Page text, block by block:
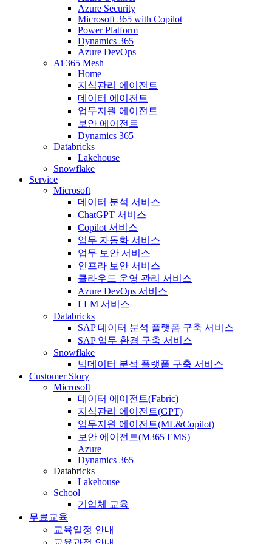
Azure Security
Microsoft 365 with Copilot
Power Platform
Dynamics 365
Azure DevOps
Ai 365 Mesh
Home
지식관리 에이전트
데이터 에이전트
업무지원 에이전트
보안 에이전트
Dynamics 365
Databricks
Lakehouse
Snowflake
Service
Microsoft
데이터 분석 서비스
ChatGPT 서비스
Copilot 서비스
업무 자동화 서비스
업무 보안 서비스
인프라 보안 서비스
클라우드 운영 관리 서비스
Azure DevOps 서비스
LLM 서비스
Databricks
SAP 데이터 분석 플랫폼 구축 서비스
SAP 업무 환경 구축 서비스
Snowflake
빅데이터 분석 플랫폼 구축 서비스
Customer Story
Microsoft
데이터 에이전트(Fabric)
지식관리 에이전트(GPT)
업무지원 에이전트(ML&Copilot)
보안 에이전트(M365 EMS)
Azure
Dynamics 365
Databricks
Lakehouse
School
기업체 교육
무료교육
교육일정 안내